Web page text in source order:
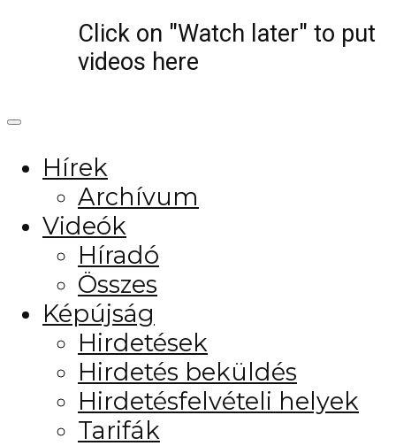
Click on "Watch later" to put
videos here
Hírek
Archívum
Videók
Híradó
Összes
Képújság
Hirdetések
Hirdetés beküldés
Hirdetésfelvételi helyek
Tarifák